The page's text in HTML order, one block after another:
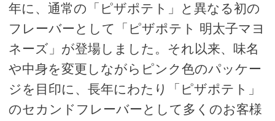
年に、通常の「ピザポテト」と異なる初の
フレーバーとして「ピザポテト 明太子マヨ
ネーズ」が登場しました。それ以来、味名
や中身を変更しながらピンク色のパッケー
ジを目印に、長年にわたり「ピザポテト」
のセカンドフレーバーとして多くのお客様